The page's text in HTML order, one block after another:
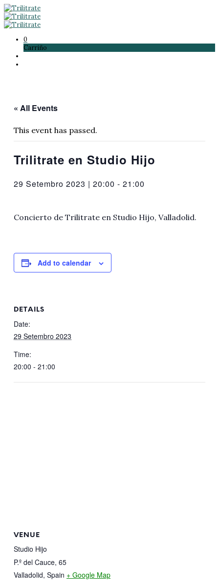
0
Carriño
« All Events
This event has passed.
Trilitrate en Studio Hijo
29 Setembro 2023 | 20:00 - 21:00
Concierto de Trilitrate en Studio Hijo, Valladolid.
Add to calendar
DETAILS
Date:
29 Setembro 2023
Time:
20:00 - 21:00
VENUE
Studio Hijo
P.º del Cauce, 65
Valladolid, Spain + Google Map